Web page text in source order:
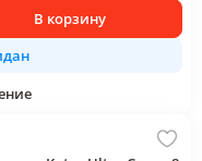
В корзину